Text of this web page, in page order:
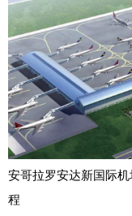
安哥拉罗安达新国际
程